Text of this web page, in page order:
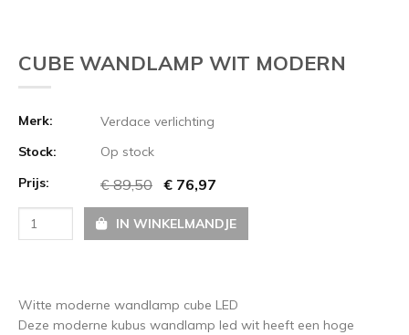
CUBE WANDLAMP WIT MODERN
Merk:
Verdace verlichting
Stock:
Op stock
Prijs:
€ 89,50 € 76,97
IN WINKELMANDJE
Witte moderne wandlamp cube LED
Deze moderne kubus wandlamp led wit heeft een hoge